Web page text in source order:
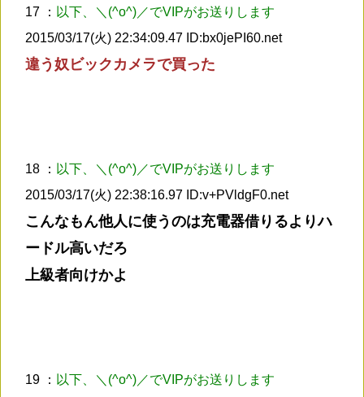
17 ： 以下、＼(^o^)／でVIPがお送りします
2015/03/17(火) 22:34:09.47 ID:bx0jePI60.net
違う奴ビックカメラで買った
18 ： 以下、＼(^o^)／でVIPがお送りします
2015/03/17(火) 22:38:16.97 ID:v+PVldgF0.net
こんなもん他人に使うのは充電器借りるよりハ
ードル高いだろ
上級者向けかよ
19 ： 以下、＼(^o^)／でVIPがお送りします